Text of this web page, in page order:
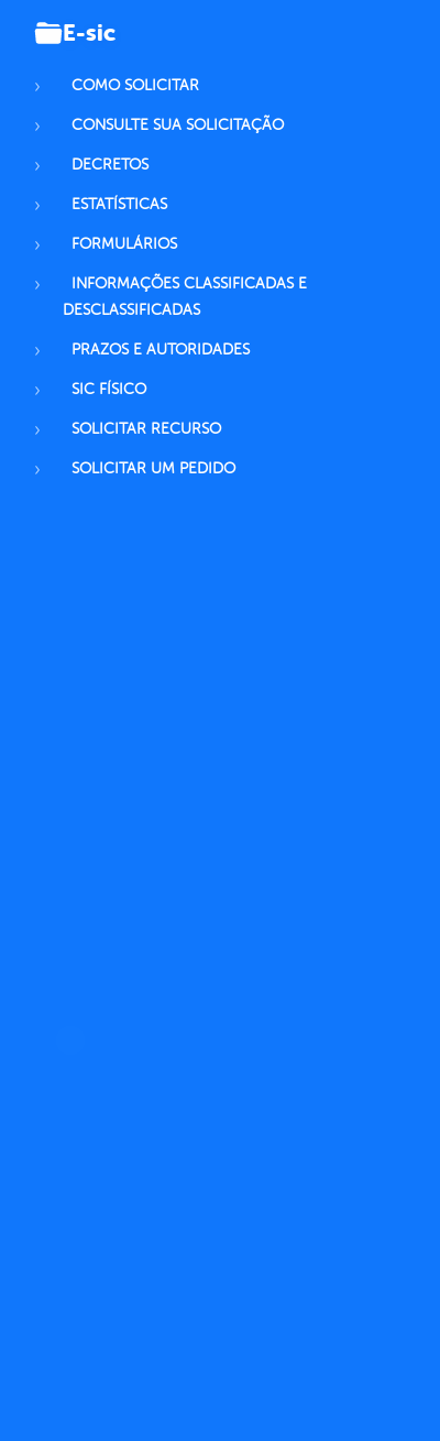
E-sic
COMO SOLICITAR
CONSULTE SUA SOLICITAÇÃO
DECRETOS
ESTATÍSTICAS
FORMULÁRIOS
INFORMAÇÕES CLASSIFICADAS E
DESCLASSIFICADAS
PRAZOS E AUTORIDADES
SIC FÍSICO
SOLICITAR RECURSO
SOLICITAR UM PEDIDO